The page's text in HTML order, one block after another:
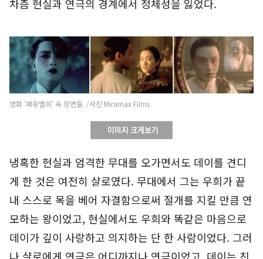
차츰 현실과 연극의 경계에서 정체성을 잃었다.
영화 ‘패왕별희’ 속 장면들. /사진 Miramax Films
냉혹한 현실과 엄격한 무대를 오가면서도 데이를 견디
게 한 것은 여전히 샬로였다. 무대에서 그는 우희가 끝
내 스스로 목을 베어 자결함으로써 절개를 지킬 만큼 연
모하는 왕이었고, 현실에서도 우희와 똑같은 마음으로
데이가 깊이 사랑하고 의지하는 단 한 사람이었다. 그러